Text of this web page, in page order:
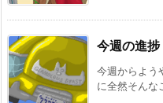
今週の進
今週からよう
に全然そんな